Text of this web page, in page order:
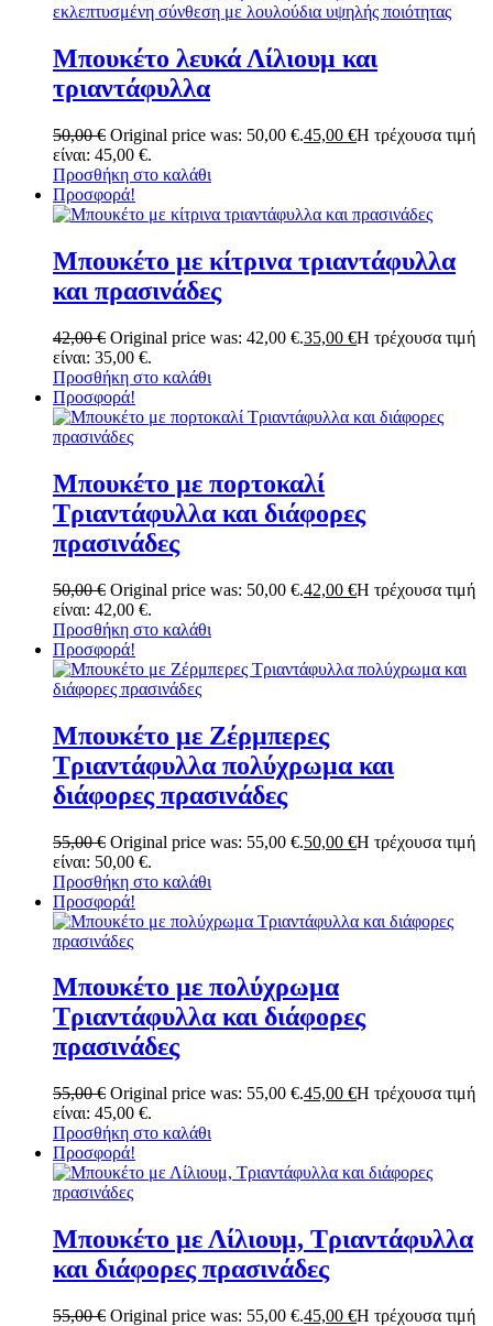
Μπουκέτο λευκά Λίλιουμ και
τριαντάφυλλα
50,00€ Original price was: 50,00 €.45,00 €Η τρέχουσα τιμή
είναι: 45,00 €.
Προσθήκη στο καλάθι
Προσφορά!
Μπουκέτο με κίτρινα τριαντάφυλλα
και πρασινάδες
42,00€ Original price was: 42,00 €.35,00 €Η τρέχουσα τιμή
είναι: 35,00 €.
Προσθήκη στο καλάθι
Προσφορά!
Μπουκέτο με πορτοκαλί
Τριαντάφυλλα και διάφορες
πρασινάδες
50,00€ Original price was: 50,00 €.42,00 €Η τρέχουσα τιμή
είναι: 42,00 €.
Προσθήκη στο καλάθι
Προσφορά!
Μπουκέτο με Ζέρμπερες
Τριαντάφυλλα πολύχρωμα και
διάφορες πρασινάδες
55,00€ Original price was: 55,00 €.50,00 €Η τρέχουσα τιμή
είναι: 50,00 €.
Προσθήκη στο καλάθι
Προσφορά!
Μπουκέτο με πολύχρωμα
Τριαντάφυλλα και διάφορες
πρασινάδες
55,00€ Original price was: 55,00 €.45,00 €Η τρέχουσα τιμή
είναι: 45,00 €.
Προσθήκη στο καλάθι
Προσφορά!
Μπουκέτο με Λίλιουμ, Τριαντάφυλλα
και διάφορες πρασινάδες
55,00€ Original price was: 55,00 €.45,00 €Η τρέχουσα τιμή